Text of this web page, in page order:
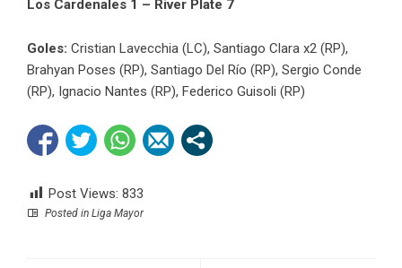
Los Cardenales 1 – River Plate 7
Goles: Cristian Lavecchia (LC), Santiago Clara x2 (RP),
Brahyan Poses (RP), Santiago Del Río (RP), Sergio Conde
(RP), Ignacio Nantes (RP), Federico Guisoli (RP)
Post Views: 833
Posted in Liga Mayor